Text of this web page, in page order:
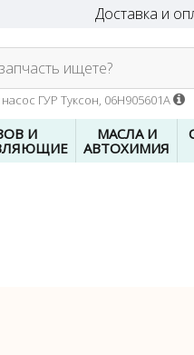
Доставка и
ищете?
ГУР Туксон, 06H905601A
И
МАСЛА И
АВТОХИМИЯ